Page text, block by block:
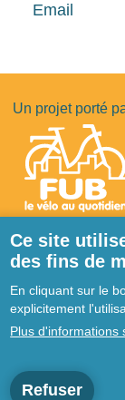
Email
Un projet porté
Pied de
Qui
Ressources
Prestataires
Actualités
Mentions
Ce site
des fins de
En cliquant sur le
explicitement
Plus d'informations
Refuser